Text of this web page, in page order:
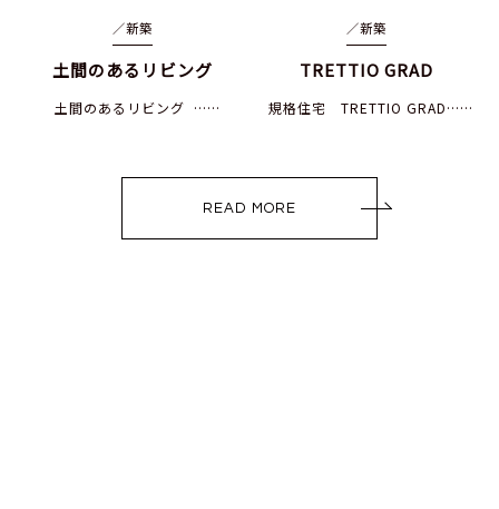
／新築
土間のあるリビング
土間のあるリビング ……
／新築
TRETTIO GRAD
規格住宅 TRETTIO GRAD……
READ MORE